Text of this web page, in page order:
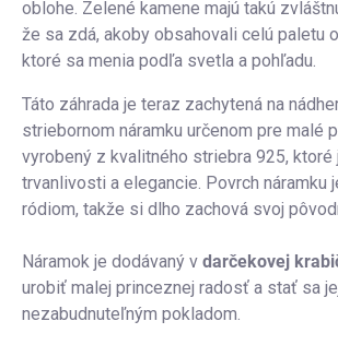
oblohe. Zelené kamene majú takú
že sa zdá, akoby obsahovali celú paletu
ktoré sa menia podľa svetla a pohľadu.
Táto záhrada je teraz zachytená na
striebornom náramku určenom pre malé
vyrobený z kvalitného striebra 925, ktoré
trvanlivosti a elegancie. Povrch náramku
ródiom, takže si dlho zachová svoj
Náramok je dodávaný v darčekovej
urobiť malej princeznej radosť a stať sa
nezabudnuteľným pokladom.